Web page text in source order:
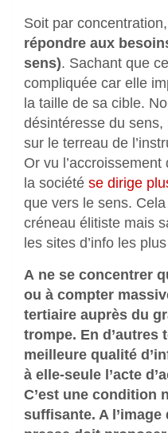
Soit par
répondre aux
sens). Sachant que
compliquée car elle
la taille de sa cible.
désintéresse du
sur le terreau de
Or vu
la société se dirige
que vers le sens.
créneau élitiste mais
les sites d’info les
A ne se concentrer
ou à compter
tertiaire auprès du
trompe. En d’autres
meilleure qualité
à elle-seule l’acte
C’est une condition
suffisante. A